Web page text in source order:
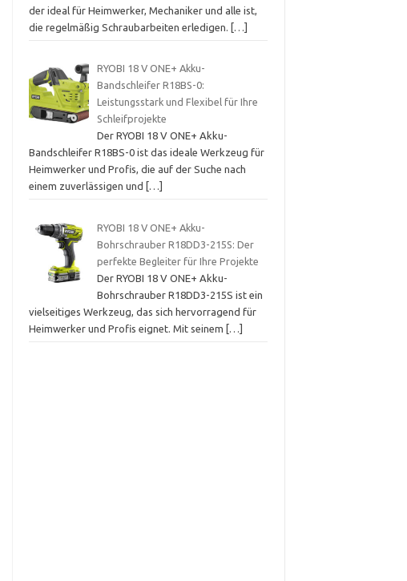
der ideal für Heimwerker, Mechaniker und alle ist,
die regelmäßig Schraubarbeiten erledigen.
[…]
RYOBI 18 V ONE+ Akku-
Bandschleifer R18BS-0:
Leistungsstark und Flexibel für Ihre
Schleifprojekte
Der RYOBI 18 V ONE+ Akku-
Bandschleifer R18BS-0 ist das ideale Werkzeug für
Heimwerker und Profis, die auf der Suche nach
einem zuverlässigen und
[…]
RYOBI 18 V ONE+ Akku-
Bohrschrauber R18DD3-215S: Der
perfekte Begleiter für Ihre Projekte
Der RYOBI 18 V ONE+ Akku-
Bohrschrauber R18DD3-215S ist ein
vielseitiges Werkzeug, das sich hervorragend für
Heimwerker und Profis eignet. Mit seinem
[…]